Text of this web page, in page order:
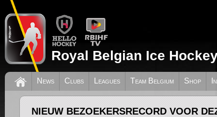
Royal Belgian Ice
News Clubs Leagues Team Belgium Shop
NIEUW BEZOEKERSRECORD VOOR